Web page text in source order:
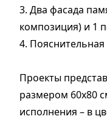
3. Два фасада
композиция) и 1
4. Пояснительная
Проекты
размером 60х80
исполнения – в